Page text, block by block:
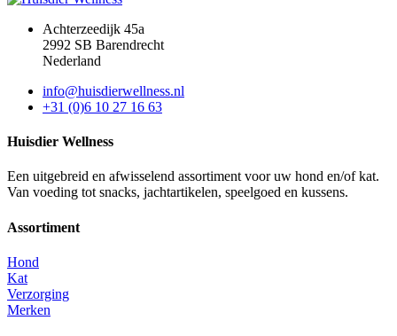
Achterzeedijk 45a
2992 SB Barendrecht
Nederland
info@huisdierwellness.nl
+31 (0)6 10 27 16 63
Huisdier Wellness
Een uitgebreid en afwisselend assortiment voor uw hond en/of kat.
Van voeding tot snacks, jachtartikelen, speelgoed en kussens.
Assortiment
Hond
Kat
Verzorging
Merken